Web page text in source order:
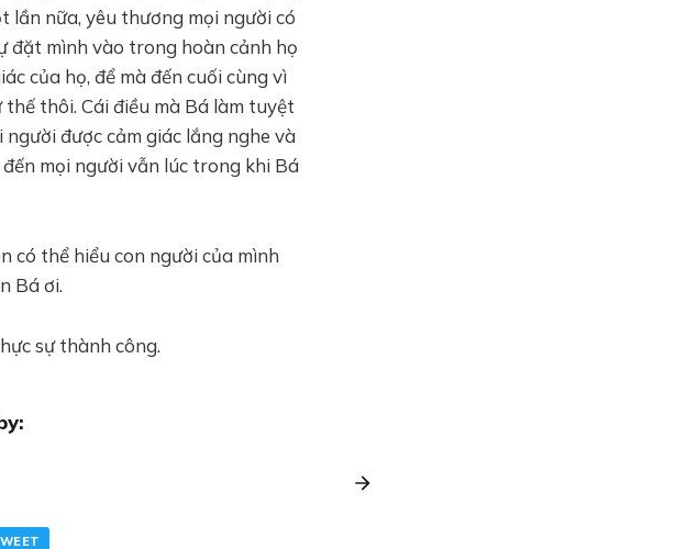
lần nữa, yêu thương mọi người có
đặt mình vào trong hoàn cảnh họ
của họ, để mà đến cuối cùng vì
thôi. Cái điều mà Bá làm tuyệt
được cảm giác lắng nghe và
mọi người vẫn lúc trong khi Bá
có thể hiểu con người của mình
Bá ơi.
sự thành công.